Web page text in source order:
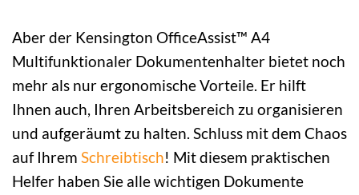
Aber der Kensington OfficeAssist™ A4
Multifunktionaler Dokumentenhalter bietet noch
mehr als nur ergonomische Vorteile. Er hilft
Ihnen auch, Ihren Arbeitsbereich zu organisieren
und aufgeräumt zu halten. Schluss mit dem Chaos
auf Ihrem Schreibtisch! Mit diesem praktischen
Helfer haben Sie alle wichtigen Dokumente